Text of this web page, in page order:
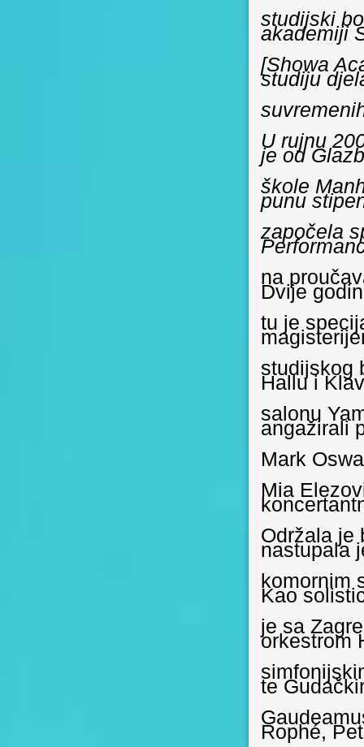
studijski
akademiji
[Showa
studiju
U rujnu
je od
škole
punu
započela
na
Dvije
tu je
studijskog
Hallu i
salonu
angažirali
Mark
Mia
Održala je
nastupala
komornim
Kao
je sa
orkestrom
te
Rophé,